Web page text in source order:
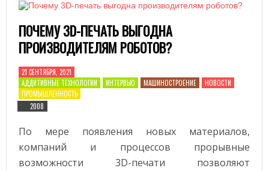
ПОЧЕМУ 3D-ПЕЧАТЬ ВЫГОДНА
ПРОИЗВОДИТЕЛЯМ РОБОТОВ?
21 СЕНТЯБРЯ, 2021
АДДИТИВНЫЕ ТЕХНОЛОГИИ
ИНТЕРВЬЮ МАШИНОСТРОЕНИЕ
НОВОСТИ
ПРОМЫШЛЕННОСТЬ
2008
По мере появления новых материалов,
компаний и процессов прорывные
возможности 3D-печати позволяют